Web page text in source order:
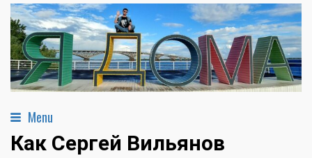
Menu
Как Сергей Вильянов